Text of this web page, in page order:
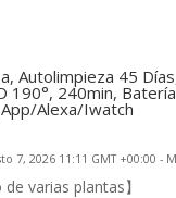
Autolimpieza 45
190°, 240min, Batería
Alexa/Iwatch
7, 2026 11:11 GMT +00:00 -
varias plantas】